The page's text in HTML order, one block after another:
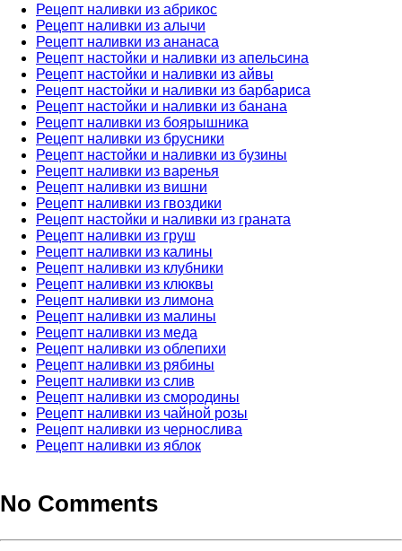
Рецепт наливки из абрикос
Рецепт наливки из алычи
Рецепт наливки из ананаса
Рецепт настойки и наливки из апельсина
Рецепт настойки и наливки из айвы
Рецепт настойки и наливки из барбариса
Рецепт настойки и наливки из банана
Рецепт наливки из боярышника
Рецепт наливки из брусники
Рецепт настойки и наливки из бузины
Рецепт наливки из варенья
Рецепт наливки из вишни
Рецепт наливки из гвоздики
Рецепт настойки и наливки из граната
Рецепт наливки из груш
Рецепт наливки из калины
Рецепт наливки из клубники
Рецепт наливки из клюквы
Рецепт наливки из лимона
Рецепт наливки из малины
Рецепт наливки из меда
Рецепт наливки из облепихи
Рецепт наливки из рябины
Рецепт наливки из слив
Рецепт наливки из смородины
Рецепт наливки из чайной розы
Рецепт наливки из чернослива
Рецепт наливки из яблок
No Comments